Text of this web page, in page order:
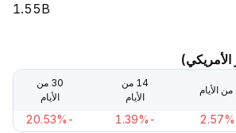
1.55B
14 من
الأيام
30 من
الأيام
-1.39%
-20.53%